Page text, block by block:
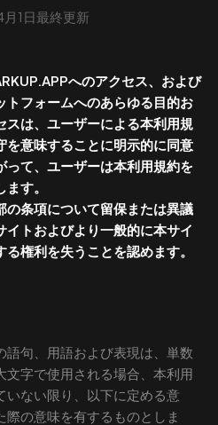
1日最終更新
へのアクセス、および
トフォームへのあらゆる目的お
スは、ユーザーによる本利用規
を意味することに明示的に同意
って、ユーザーは本利用規約を
す。
の条項について留保または異議
トおよびより一般的に本サイ
権利を失うことを認めます。
句、用語および表現は、単数
文字で使用される場合、本利用
いない限り、以下に定める意
の意味を有するものとしま